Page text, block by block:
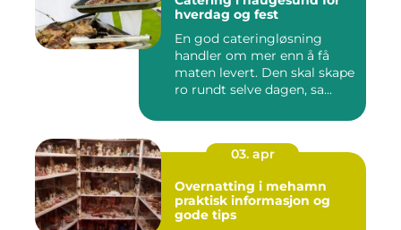
hverdag og fest
En god cateringløsning
handler om mer enn å få
maten levert. Den skal skape
ro rundt selve dagen, sa...
03. apr
Overnatting i mehamn
praktisk informasjon og
gode tips